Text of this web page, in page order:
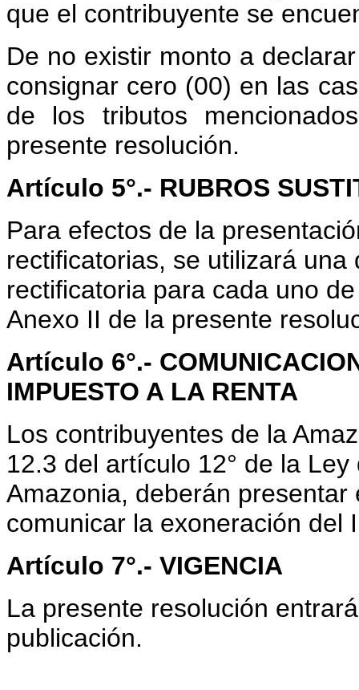
que el contribuyente se
De no existir monto a
consignar cero (00) en las
de los tributos
presente resolución.
Artículo 5°.- RUBROS
Para efectos de la
rectificatorias, se utilizará
rectificatoria para cada uno
Anexo II de la presente
Artículo 6°.-
IMPUESTO A LA RENTA
Los contribuyentes de la
12.3 del artículo 12° de la
Amazonia, deberán presentar
comunicar la exoneración del
Artículo 7°.- VIGENCIA
La presente resolución
publicación.